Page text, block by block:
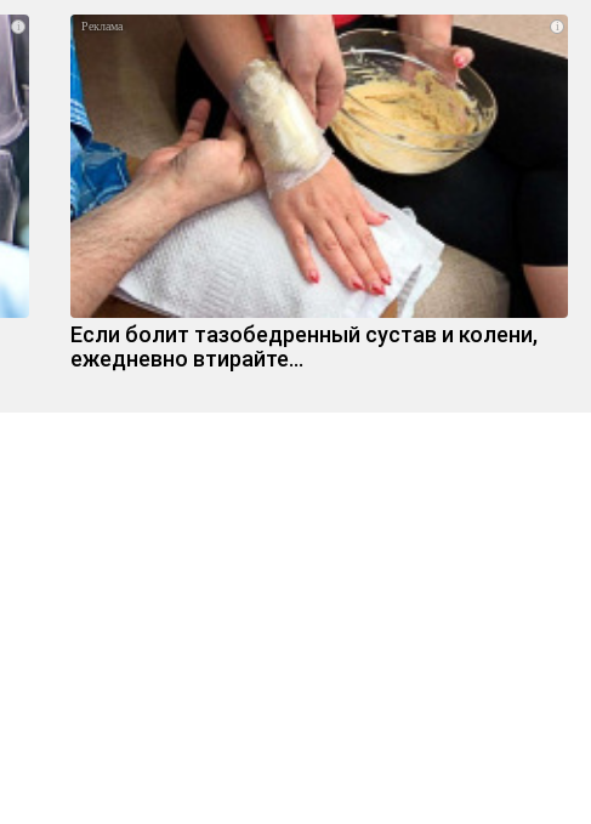
i i
Если болит тазобедренный сустав и колени,
ежедневно втирайте...